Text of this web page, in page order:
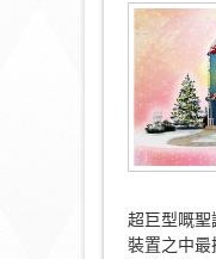
超巨型嘅聖
裝置之中最